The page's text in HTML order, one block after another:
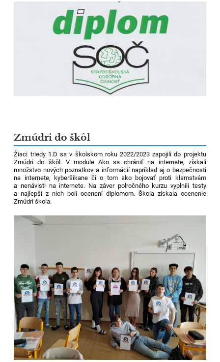
Zmúdri do škôl
Žiaci triedy 1.D sa v školskom roku 2022/2023 zapojili do projektu
Zmúdri do škôl. V module Ako sa chrániť na internete, získali
množstvo nových poznatkov a informácií napríklad aj o bezpečnosti
na internete, kyberšikane či o tom ako bojovať proti klamstvám
a nenávisti na internete. Na záver polročného kurzu vyplnili testy
a najlepší z nich boli ocenení diplomom. Škola získala ocenenie
Zmúdri škola.